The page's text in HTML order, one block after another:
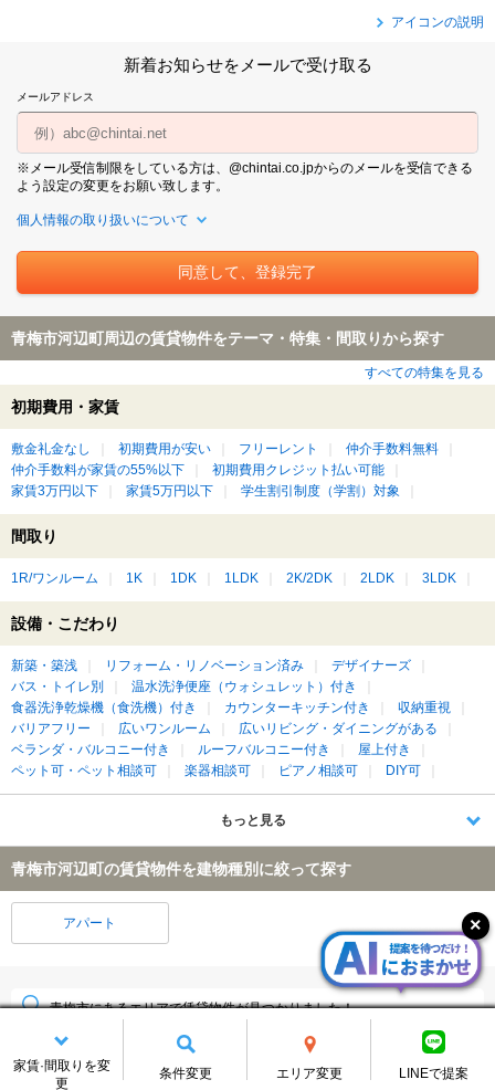
家賃·間取りを変
更
条件変更 エリア変更 LINEで提案
アイコンの説明
新着お知らせをメールで受け取る
メールアドレス
※メール受信制限をしている方は、@chintai.co.jpからのメールを受信できる
よう設定の変更をお願い致します。
個人情報の取り扱いについて
青梅市河辺町周辺の賃貸物件をテーマ・特集・間取りから探す
すべての特集を見る
初期費用・家賃
敷金礼金なし 初期費用が安い フリーレント
仲介手数料無料
仲介手数料が家賃の55%以下
初期費用クレジット払い可能
家賃3万円以下
家賃5万円以下 学生割引制度（学割）対象
間取り
1R/ワンルーム 1K 1DK 1LDK 2K/2DK 2LDK 3LDK
設備・こだわり
新築・築浅 リフォーム・リノベーション済み
デザイナーズ
バス・トイレ別
温水洗浄便座（ウォシュレット）付き
食器洗浄乾燥機（食洗機）付き
カウンターキッチン付き
収納重視
バリアフリー
広いワンルーム
広いリビング・ダイニングがある
ベランダ・バルコニー付き
ルーフバルコニー付き
屋上付き
ペット可・ペット相談可
楽器相談可 ピアノ相談可 DIY可
もっと見る
青梅市河辺町の賃貸物件を建物種別に絞って探す
アパート
青梅市にあるエリアで賃貸物件が見つかりました！
青梅市 (815件)